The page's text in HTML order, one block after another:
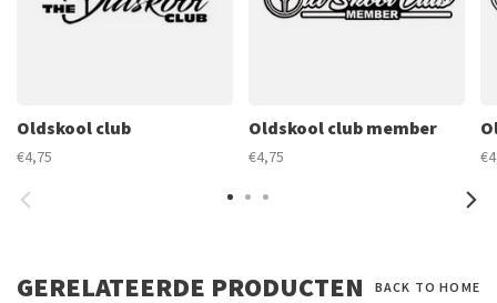
Oldskool club
€4,75
Oldskool club member
€4,75
GERELATEERDE PRODUCTEN BACK TO HOME